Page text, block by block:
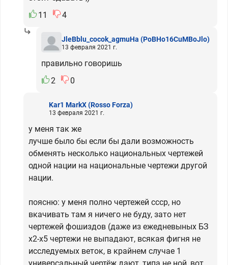
11
4
JleBblu_cocok_agmuHa (PoBHo16CuMBoJlo)
13 февраля 2021 г.
правильно говоришь
2
0
Kar1 MarkX(Rosso Forza)
13 февраля 2021 г.
у меня так же
лучше было бы если бы дали возможность
обменять несколько национальных чертежей
одной нации на национальные чертежи другой
нации.
поясню: у меня полно чертежей ссср, но
вкачивать там я ничего не буду, зато нет
чертежей фошиздов (даже из ежедневыных БЗ
х2-х5 чертежи не выпадают, всякая фигня не
исследуемых веток, в крайнем случае 1